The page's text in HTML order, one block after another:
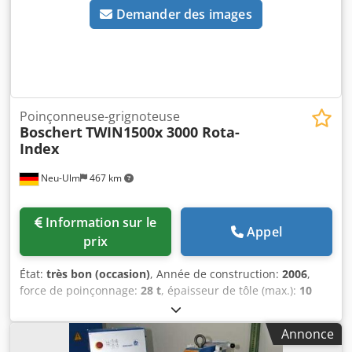
Demander des images
Neu-Ulm 467 km
Poinçonneuse-grignoteuse
BoschertTWIN1500x 3000 Rota-
Index
prix
Appel
État: très bon (occasion), Année de construction: 2006,
force de poinçonnage: 28 t, épaisseur de tôle (max.): 10
, épaisseur de tôle acier (max.):
poinçonnage:105 mm, profondeur de col de cygne:1 500
, Boschert TWIN 1500x3000 Rota-Index Système deAnnonce